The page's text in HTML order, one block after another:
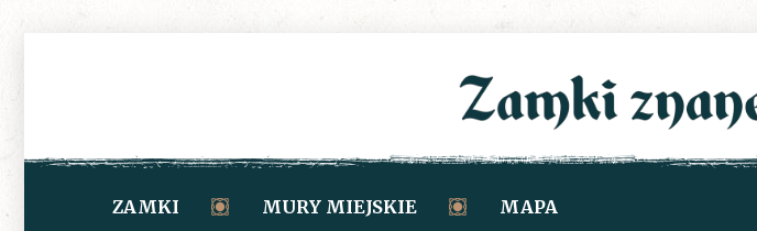
ZAMKI MURY MIEJSKIE MAPA